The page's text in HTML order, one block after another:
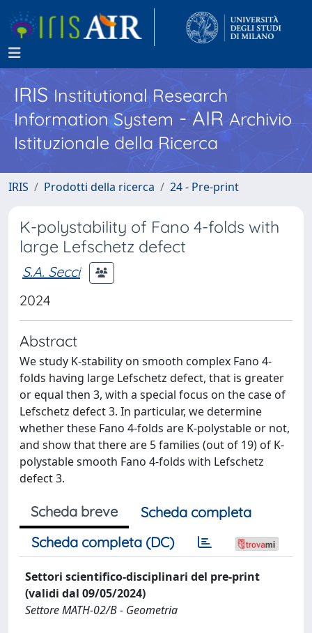
IRISInstitutional Research
Information System - AIR Archivio
Istituzionale della Ricerca
IRIS Prodotti della ricerca 24 - Pre-print
K-polystability of Fano 4-folds with
large Lefschetz defect
S.A. Secci
2024
Abstract
We study K-stability on smooth complex Fano 4-
folds having large Lefschetz defect, that is greater
or equal then 3, with a special focus on the case of
Lefschetz defect 3. In particular, we determine
whether these Fano 4-folds are K-polystable or not,
and show that there are 5 families (out of 19) of K-
polystable smooth Fano 4-folds with Lefschetz
defect 3.
Scheda breve
Scheda completa
Scheda completa (DC)
Settori scientifico-disciplinari del pre-print
(validi dal 09/05/2024)
Settore MATH-02/B - Geometria